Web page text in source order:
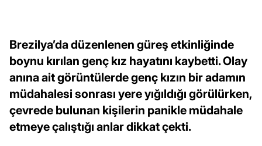
Brezilya’da düzenlenen güreş etkinliğinde
boynu kırılan genç kız hayatını kaybetti. Olay
anına ait görüntülerde genç kızın bir adamın
müdahalesi sonrası yere yığıldığı görülürken,
çevrede bulunan kişilerin panikle müdahale
etmeye çalıştığı anlar dikkat çekti.